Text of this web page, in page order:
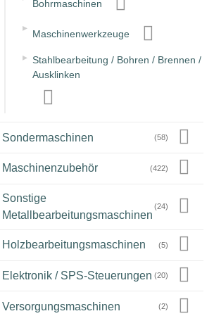
Bohrmaschinen
▸
Maschinenwerkzeuge
▸ Stahlbearbeitung / Bohren / Brennen /
Ausklinken
Sondermaschinen (58)
Maschinenzubehör (422)
Sonstige
Metallbearbeitungsmaschinen
(24)
Holzbearbeitungsmaschinen (5)
Elektronik / SPS-Steuerungen (20)
Versorgungsmaschinen (2)